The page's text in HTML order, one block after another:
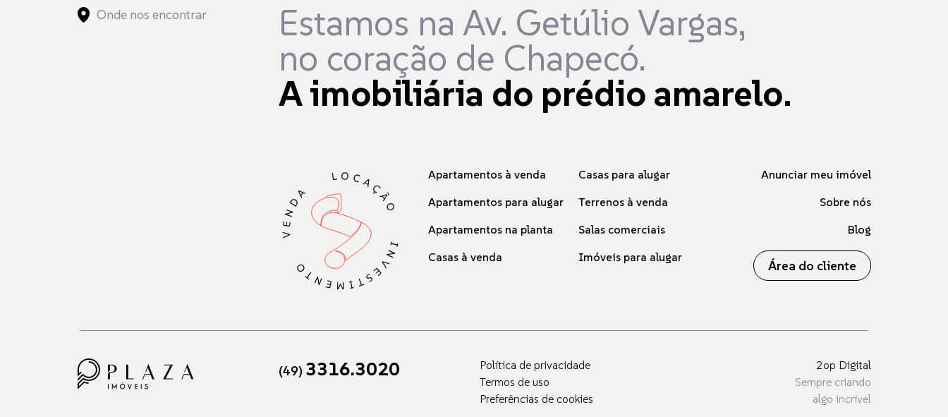
Onde nos encontrar Estamos na Av. Getúlio Vargas,
no coração de Chapecó.
A imobiliária do prédio amarelo.
Apartamentos à venda
Apartamentos para alugar
Apartamentos na planta
Casas à venda
Casas para alugar
Terrenos à venda
Salas comerciais
Imóveis para alugar
Anunciar meu imóvel
Sobre nós
Blog
Área do cliente
(49) 3316.3020
Política de privacidade
Termos de uso
Preferências de cookies
2op Digital
Sempre criando
algo incrível